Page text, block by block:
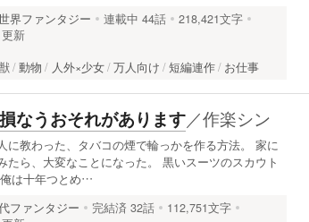
界ファンタジー 連載中 44話
218,421文字
新
動物 人外×少女 万人向け 短編連作 お仕事
なうおそれがあります／作楽シン
に教わった、タバコの煙で輪っかを作る方法。 家に
たら、大変なことになった。 黒いスーツのスカウト
は十年つとめ…
ファンタジー 完結済 32話
112,751文字